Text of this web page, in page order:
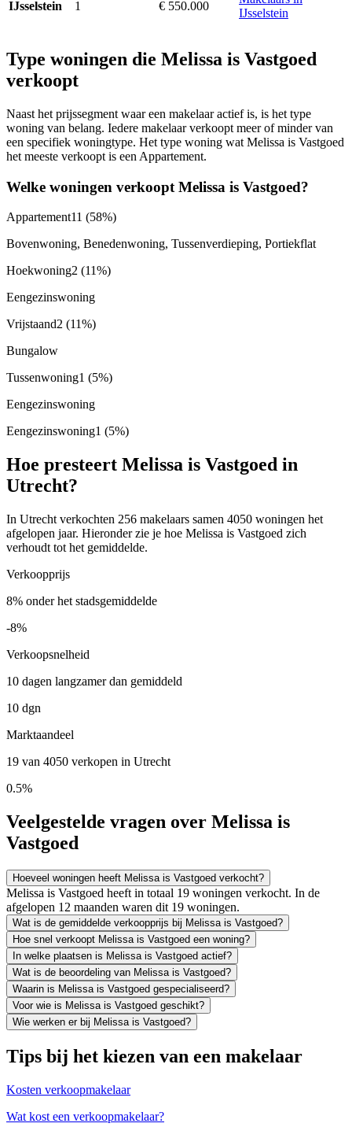
IJsselstein 1 € 550.000
IJsselstein
Type woningen die Melissa is Vastgoed
verkoopt
Naast het prijssegment waar een makelaar actief is, is het type
woning van belang. Iedere makelaar verkoopt meer of minder van
een specifiek woningtype. Het type woning wat Melissa is Vastgoed
het meeste verkoopt is een Appartement.
Welke woningen verkoopt Melissa is Vastgoed?
Appartement11 (58%)
Bovenwoning, Benedenwoning, Tussenverdieping, Portiekflat
Hoekwoning2 (11%)
Eengezinswoning
Vrijstaand2 (11%)
Bungalow
Tussenwoning1 (5%)
Eengezinswoning
Eengezinswoning1 (5%)
Hoe presteert Melissa is Vastgoed in
Utrecht?
In Utrecht verkochten 256 makelaars samen 4050 woningen het
afgelopen jaar. Hieronder zie je hoe Melissa is Vastgoed zich
verhoudt tot het gemiddelde.
Verkoopprijs
8% onder het stadsgemiddelde
-8%
Verkoopsnelheid
10 dagen langzamer dan gemiddeld
10 dgn
Marktaandeel
19 van 4050 verkopen in Utrecht
0.5%
Veelgestelde vragen over Melissa is
Vastgoed
Hoeveel woningen heeft Melissa is Vastgoed verkocht?
Melissa is Vastgoed heeft in totaal 19 woningen verkocht. In de
afgelopen 12 maanden waren dit 19 woningen.
Wat is de gemiddelde verkoopprijs bij Melissa is Vastgoed?
Hoe snel verkoopt Melissa is Vastgoed een woning?
In welke plaatsen is Melissa is Vastgoed actief?
Wat is de beoordeling van Melissa is Vastgoed?
Waarin is Melissa is Vastgoed gespecialiseerd?
Voor wie is Melissa is Vastgoed geschikt?
Wie werken er bij Melissa is Vastgoed?
Tips bij het kiezen van een makelaar
Kosten verkoopmakelaar
Wat kost een verkoopmakelaar?